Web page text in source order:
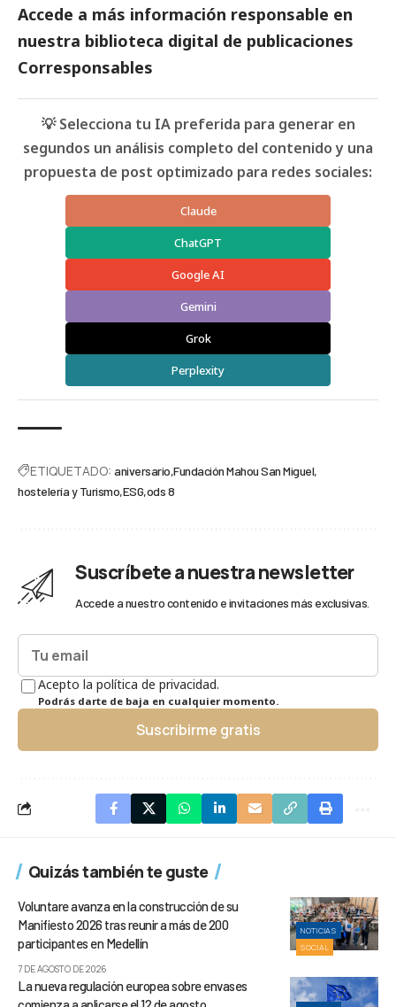
Accede a más información responsable en
nuestra biblioteca digital de publicaciones
Corresponsables
💡 Selecciona tu IA preferida para generar en
segundos un análisis completo del contenido y una
propuesta de post optimizado para redes sociales:
Claude
ChatGPT
Google AI
Gemini
Grok
Perplexity
ETIQUETADO: aniversario Fundación Mahou San Miguel
hostelería y Turismo ESG ods 8
Suscríbete a nuestra newsletter
Accede a nuestro contenido e invitaciones más exclusivas.
Acepto la política de privacidad.
Podrás darte de baja en cualquier momento.
Suscribirme gratis
Quizás también te guste
NOTICIAS
SOCIAL
Voluntare avanza en la construcción de su
Manifiesto 2026 tras reunir a más de 200
participantes en Medellín
7 DE AGOSTO DE 2026
La nueva regulación europea sobre envases